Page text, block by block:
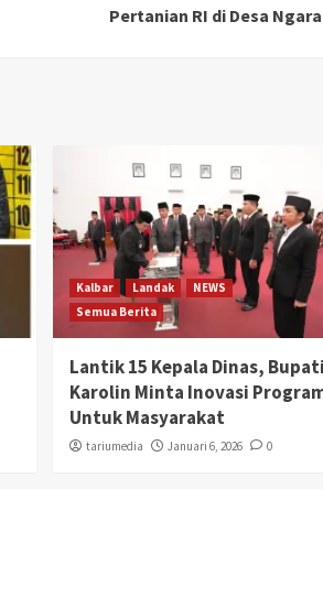
Pertanian RI di Desa
Kalbar Landak
NEWS
Semua Berita
Lantik 15 Kepala Dinas, Bupati
Karolin Minta Inovasi
Untuk Masyarakat
tariumedia Januari 6, 2026 0